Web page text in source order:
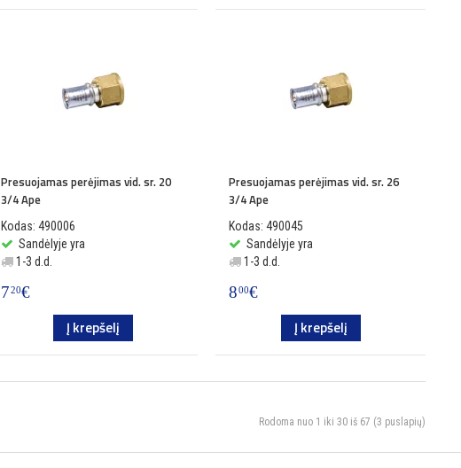
Presuojamas perėjimas vid. sr. 20
3/4 Ape
Kodas: 490006
Sandėlyje yra
1-3 d.d.
720€
Į krepšelį
Presuojamas perėjimas vid. sr. 26
3/4 Ape
Kodas: 490045
Sandėlyje yra
1-3 d.d.
800€
Į krepšelį
Rodoma nuo 1 iki 30 iš 67 (3 puslapių)